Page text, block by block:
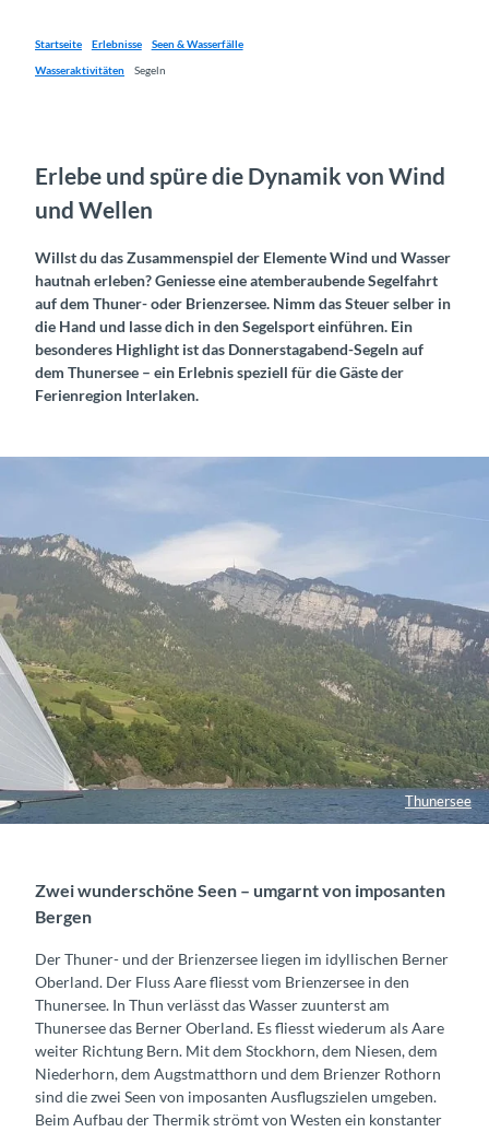
Startseite Erlebnisse
Seen & Wasserfälle
Wasseraktivitäten
Segeln
Erlebe und spüre die Dynamik von Wind
und Wellen
Willst du das Zusammenspiel der Elemente Wind und Wasser
hautnah erleben? Geniesse eine atemberaubende Segelfahrt
auf dem Thuner- oder Brienzersee. Nimm das Steuer selber in
die Hand und lasse dich in den Segelsport einführen. Ein
besonderes Highlight ist das Donnerstagabend-Segeln auf
dem Thunersee – ein Erlebnis speziell für die Gäste der
Ferienregion Interlaken.
Thunersee
Zwei wunderschöne Seen – umgarnt von imposanten
Bergen
Der Thuner- und der Brienzersee liegen im idyllischen Berner
Oberland. Der Fluss Aare fliesst vom Brienzersee in den
Thunersee. In Thun verlässt das Wasser zuunterst am
Thunersee das Berner Oberland. Es fliesst wiederum als Aare
weiter Richtung Bern. Mit dem Stockhorn, dem Niesen, dem
Niederhorn, dem Augstmatthorn und dem Brienzer Rothorn
sind die zwei Seen von imposanten Ausflugszielen umgeben.
Beim Aufbau der Thermik strömt von Westen ein konstanter